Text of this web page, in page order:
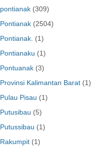
pontianak (309)
Pontianak (2504)
Pontianak. (1)
Pontianaku (1)
Pontuanak (3)
Provinsi Kalimantan Barat (1)
Pulau Pisau (1)
Putusibau (5)
Putussibau (1)
Rakumpit (1)